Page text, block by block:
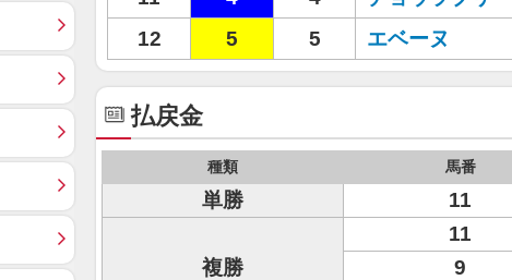
12
5 5 エベーヌ
払戻金
種類 馬番
単勝 11
複勝
11
9